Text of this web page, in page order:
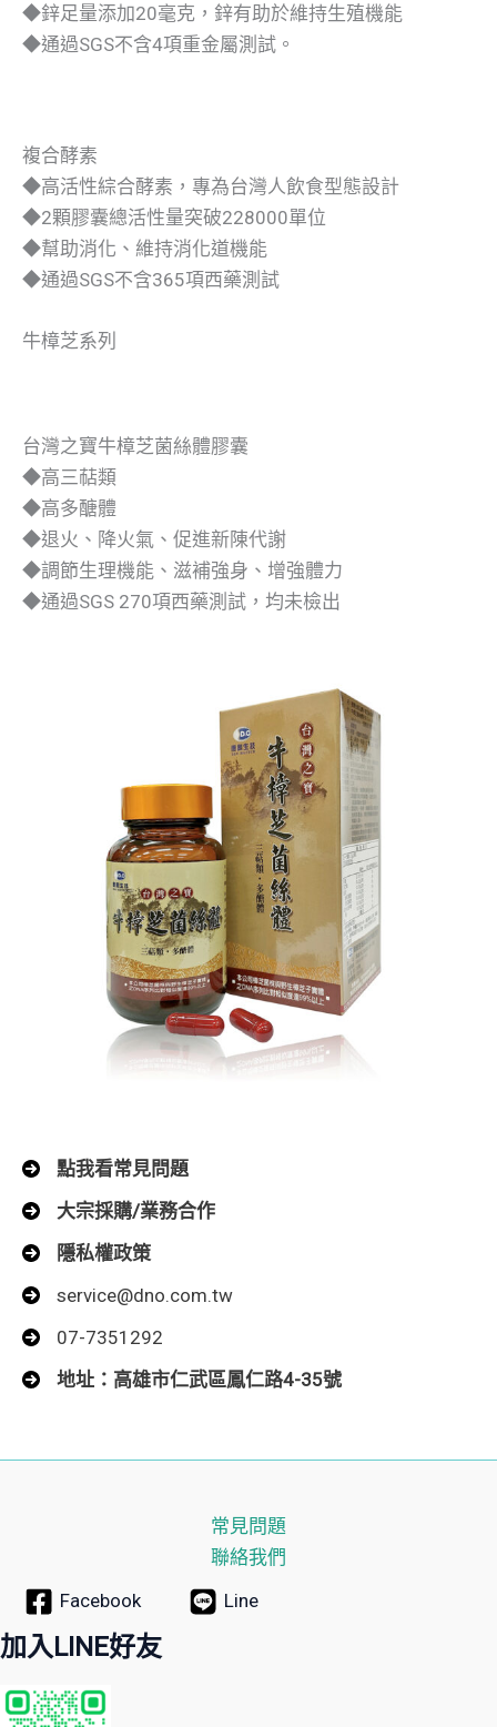
◆鋅足量添加20毫克，鋅有助於維持生殖機能
◆通過SGS不含4項重金屬測試。
複合酵素
◆高活性綜合酵素，專為台灣人飲食型態設計
◆2顆膠囊總活性量突破228000單位
◆幫助消化、維持消化道機能
◆通過SGS不含365項西藥測試
牛樟芝系列
台灣之寶牛樟芝菌絲體膠囊
◆高三萜類
◆高多醣體
◆退火、降火氣、促進新陳代謝
◆調節生理機能、滋補強身、增強體力
◆通過SGS 270項西藥測試，均未檢出
點我看常見問題
大宗採購/業務合作
隱私權政策
service@dno.com.tw
07-7351292
地址：高雄市仁武區鳳仁路4-35號
常見問題
聯絡我們
Facebook
Line
加入LINE好友